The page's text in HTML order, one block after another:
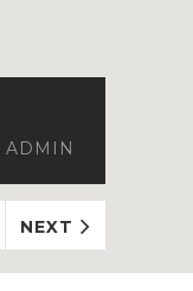
NEXT
ADMIN